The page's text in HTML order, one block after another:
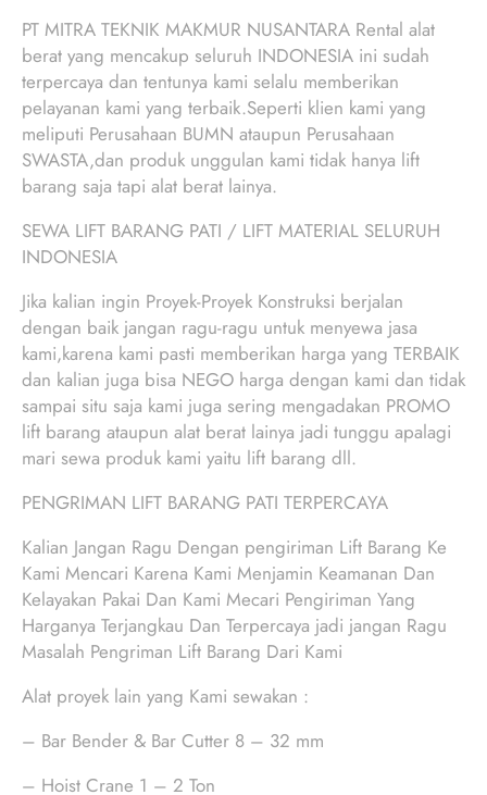
PT MITRA TEKNIK MAKMUR NUSANTARA Rental alat
berat yang mencakup seluruh INDONESIA ini sudah
terpercaya dan tentunya kami selalu memberikan
pelayanan kami yang terbaik.Seperti klien kami yang
meliputi Perusahaan BUMN ataupun Perusahaan
SWASTA,dan produk unggulan kami tidak hanya lift
barang saja tapi alat berat lainya.
SEWA LIFT BARANG PATI / LIFT MATERIAL SELURUH
INDONESIA
Jika kalian ingin Proyek-Proyek Konstruksi berjalan
dengan baik jangan ragu-ragu untuk menyewa jasa
kami,karena kami pasti memberikan harga yang TERBAIK
dan kalian juga bisa NEGO harga dengan kami dan tidak
sampai situ saja kami juga sering mengadakan PROMO
lift barang ataupun alat berat lainya jadi tunggu apalagi
mari sewa produk kami yaitu lift barang dll.
PENGRIMAN LIFT BARANG PATI TERPERCAYA
Kalian Jangan Ragu Dengan pengiriman Lift Barang Ke
Kami Mencari Karena Kami Menjamin Keamanan Dan
Kelayakan Pakai Dan Kami Mecari Pengiriman Yang
Harganya Terjangkau Dan Terpercaya jadi jangan Ragu
Masalah Pengriman Lift Barang Dari Kami
Alat proyek lain yang Kami sewakan :
– Bar Bender & Bar Cutter 8 – 32 mm
– Hoist Crane 1 – 2 Ton